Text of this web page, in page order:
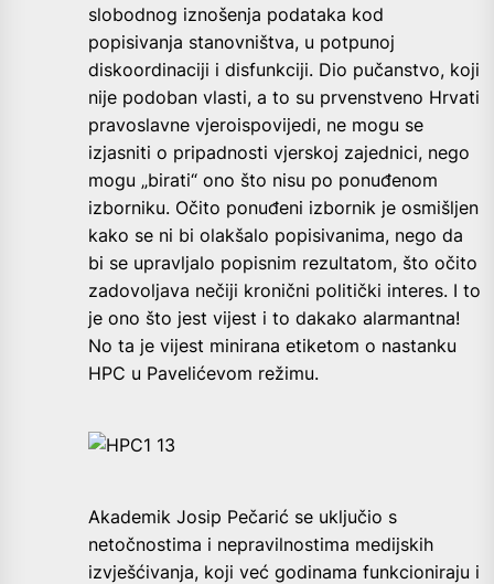
slobodnog iznošenja podataka kod
popisivanja stanovništva, u potpunoj
diskoordinaciji i disfunkciji. Dio pučanstvo, koji
nije podoban vlasti, a to su prvenstveno Hrvati
pravoslavne vjeroispovijedi, ne mogu se
izjasniti o pripadnosti vjerskoj zajednici, nego
mogu „birati“ ono što nisu po ponuđenom
izborniku. Očito ponuđeni izbornik je osmišljen
kako se ni bi olakšalo popisivanima, nego da
bi se upravljalo popisnim rezultatom, što očito
zadovoljava nečiji kronični politički interes. I to
je ono što jest vijest i to dakako alarmantna!
No ta je vijest minirana etiketom o nastanku
HPC u Pavelićevom režimu.
Akademik Josip Pečarić se uključio s
netočnostima i nepravilnostima medijskih
izvješćivanja, koji već godinama funkcioniraju i